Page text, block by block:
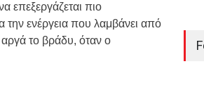
επεξεργάζεται πιο
την ενέργεια που λαμβάνει από
το βράδυ, όταν ο